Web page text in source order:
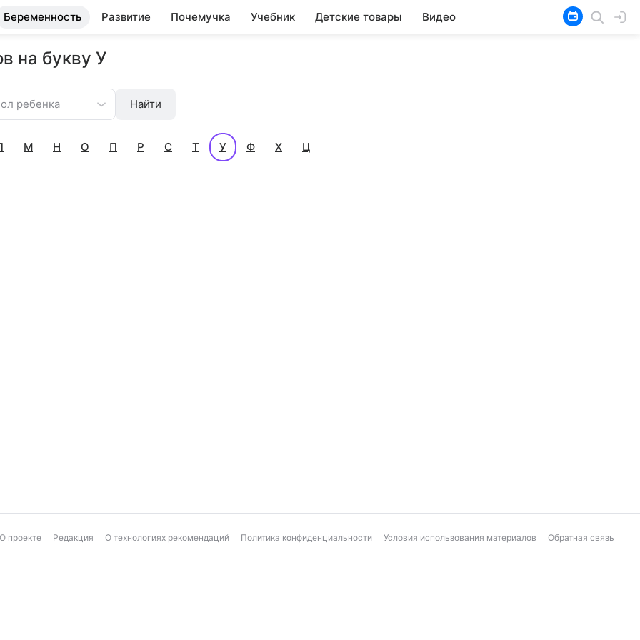
Беременность Развитие Почемучка Учебник Детские товары Видео
на букву У
ребенка Найти
М Н О П Р С Т У Ф Х Ц
О проекте Редакция О технологиях рекомендаций Политика конфиденциальности Условия использования материалов Обратная связь